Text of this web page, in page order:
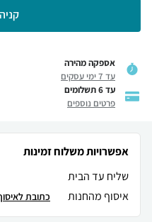
אספקה מהירה
עד 7 ימי עסקים
עד 6 תשלומים
פרטים נוספים
אפשרויות משלוח זמינות
שליח עד הבית
איסוף מהחנות
כתובת